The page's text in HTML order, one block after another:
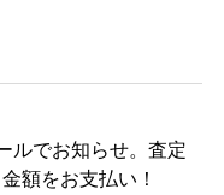
ルでお知らせ。査定
額をお支払い！